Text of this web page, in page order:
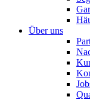
Über uns